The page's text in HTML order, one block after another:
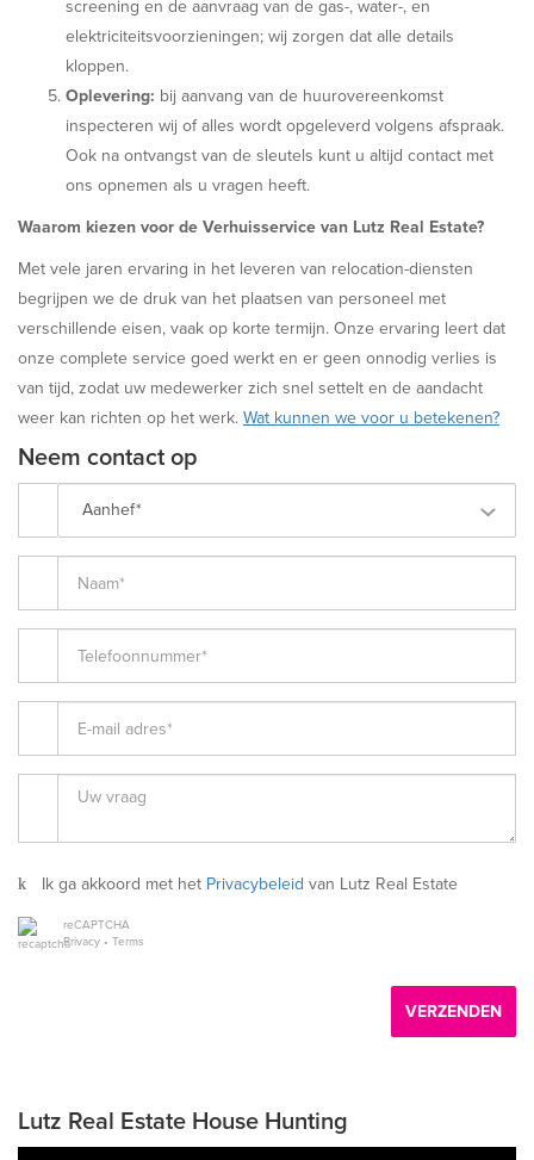
screening en de aanvraag van de gas-, water-, en
elektriciteitsvoorzieningen; wij zorgen dat alle details
kloppen.
Oplevering: bij aanvang van de huurovereenkomst
inspecteren wij of alles wordt opgeleverd volgens afspraak.
Ook na ontvangst van de sleutels kunt u altijd contact met
ons opnemen als u vragen heeft.
Waarom kiezen voor de Verhuisservice van Lutz Real Estate?
Met vele jaren ervaring in het leveren van relocation-diensten
begrijpen we de druk van het plaatsen van personeel met
verschillende eisen, vaak op korte termijn. Onze ervaring leert dat
onze complete service goed werkt en er geen onnodig verlies is
van tijd, zodat uw medewerker zich snel settelt en de aandacht
weer kan richten op het werk. Wat kunnen we voor u betekenen?
Neem contact op
Aanhef*
Ik ga akkoord met het Privacybeleid van Lutz Real Estate
reCAPTCHA
Privacy • Terms
VERZENDEN
Lutz Real Estate House Hunting